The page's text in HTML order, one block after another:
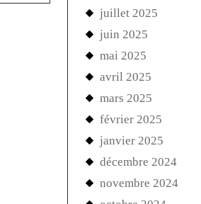
juillet 2025
juin 2025
mai 2025
avril 2025
mars 2025
février 2025
janvier 2025
décembre 2024
novembre 2024